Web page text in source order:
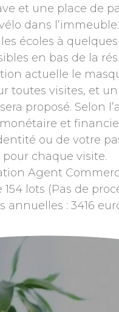
et une place de
dans
écoles à quelques
en bas de la
actuelle le
toutes visites, et
proposé. Selon
monétaire et
ou de votre
chaque visite.
Agent
lots (Pas de
annuelles : 3416